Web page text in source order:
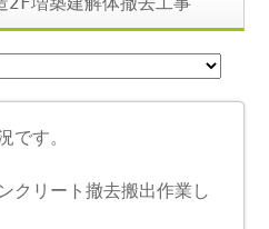
です。
クリート撤去搬出作業し